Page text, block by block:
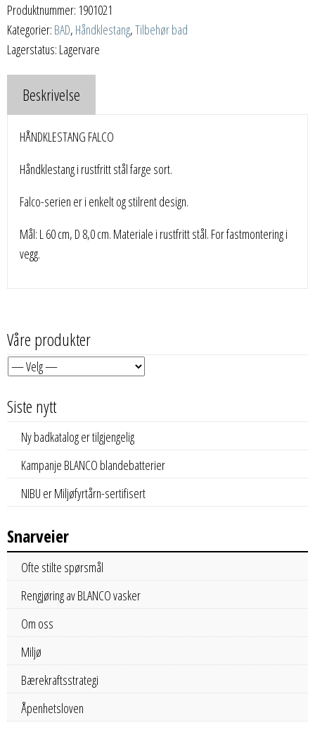
Produktnummer: 1901021
Kategorier: BAD, Håndklestang,Tilbehør bad
Lagerstatus: Lagervare
Beskrivelse
HÅNDKLESTANG FALCO
Håndklestang i rustfritt stål farge sort.
Falco-serien er i enkelt og stilrent design.
Mål: L 60 cm, D 8,0 cm. Materiale i rustfritt stål. For fastmontering i
vegg.
Våre produkter
Siste nytt
Ny badkatalog er tilgjengelig
Kampanje BLANCO blandebatterier
NIBU er Miljøfyrtårn-sertifisert
Snarveier
Ofte stilte spørsmål
Rengjøring av BLANCO vasker
Om oss
Miljø
Bærekraftsstrategi
Åpenhetsloven